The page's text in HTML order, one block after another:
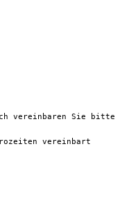
vereinbaren Sie bitte
vereinbart